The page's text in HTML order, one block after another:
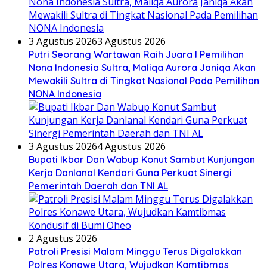
3 Agustus 20263 Agustus 2026
Putri Seorang Wartawan ‎Raih Juara I Pemilihan
Nona Indonesia Sultra, Maliqa Aurora Janiqa Akan
Mewakili Sultra di Tingkat Nasional Pada Pemilihan
NONA Indonesia
3 Agustus 20264 Agustus 2026
Bupati Ikbar Dan Wabup Konut Sambut Kunjungan
Kerja Danlanal Kendari Guna Perkuat Sinergi
Pemerintah Daerah dan TNI AL
2 Agustus 2026
Patroli Presisi Malam Minggu Terus Digalakkan
Polres Konawe Utara, Wujudkan Kamtibmas